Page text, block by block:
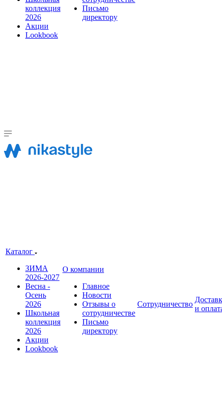
коллекция
2026
Акции
Lookbook
Письмо
директору
Каталог
ЗИМА
2026-2027
Весна -
Осень
2026
Школьная
коллекция
2026
Акции
Lookbook
О компании
Главное
Новости
Отзывы о
сотрудничестве
Письмо
директору
Сотрудничество
и